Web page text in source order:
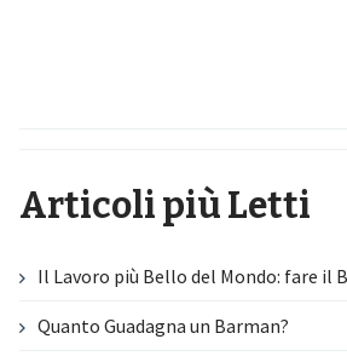
Articoli più Letti
Il Lavoro più Bello del Mondo: fare il
Quanto Guadagna un Barman?